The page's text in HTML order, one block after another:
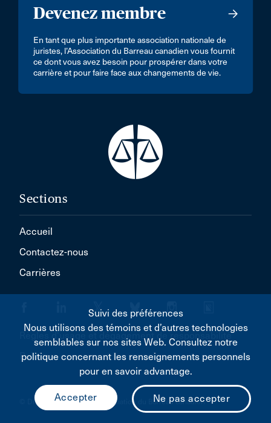
Devenez membre
En tant que plus importante association nationale de
juristes, l’Association du Barreau canadien vous fournit
ce dont vous avez besoin pour prospérer dans votre
carrière et pour faire face aux changements de vie.
Sections
Accueil
Contactez-nous
Carrières
Règles d'usage et dégagement de responsabilité
Politique concernant les renseignements personnels
© Droit d'auteur 2026 L'Association du Barreau canadien
Suivi des préférences
Nous utilisons des témoins et d’autres technologies
semblables sur nos sites Web. Consultez notre
politique concernant les renseignements personnels
pour en savoir advantage.